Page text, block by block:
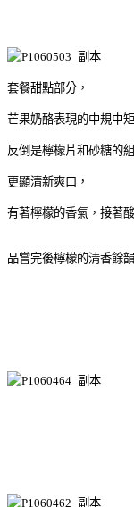
套餐甜點部分，
芒果奶酪表現的中規中
反倒是檸檬片和砂糖的組
更顯清新爽口，
有著檸檬的香氣，接著
品嘗完後檸檬的清香餘